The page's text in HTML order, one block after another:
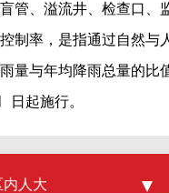
管、溢流井、检查口
制率，是指通过自然
量与年均降雨总量的比
起施行。
内人大
蒙古人大